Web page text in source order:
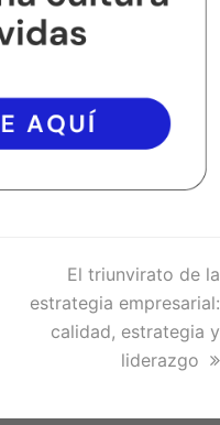
next
post:
El triunvirato de la
estrategia empresarial:
calidad, estrategia y
liderazgo